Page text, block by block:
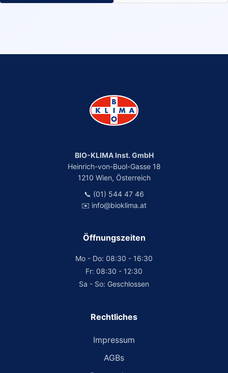
BIO-KLIMA Inst. GmbH
Heinrich-von-Buol-Gasse 18
1210 Wien, Österreich
📞 (01) 544 47 46
✉️ info@bioklima.at
Öffnungszeiten
Mo - Do: 08:30 - 16:30
Fr: 08:30 - 12:30
Sa - So: Geschlossen
Rechtliches
Impressum
AGBs